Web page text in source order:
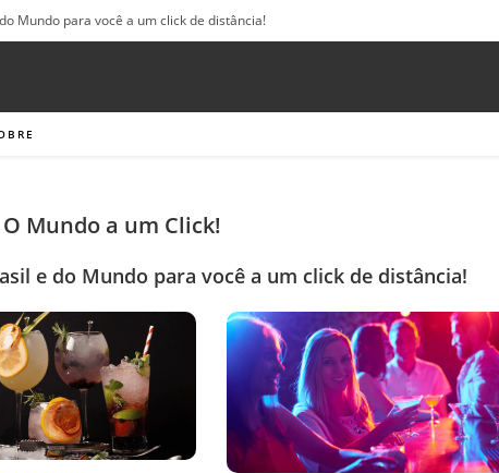
Mundo para você a um click de distância!
Mundo a um Click!
e do Mundo para você a um click de distância!